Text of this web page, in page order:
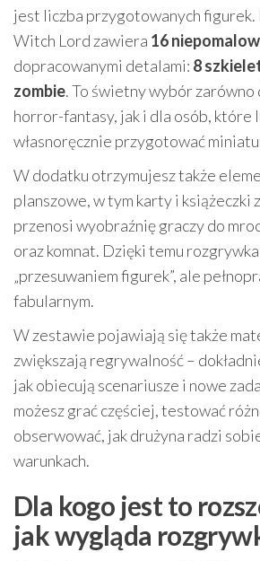
jest liczba przygotowanych figurek.
Witch Lord zawiera 16
dopracowanymi detalami: 8
zombie. To świetny wybór
horror-fantasy, jak i dla osób, które
własnoręcznie przygotować
W dodatku otrzymujesz także
planszowe, w tym karty i książeczki
przenosi wyobraźnię graczy do
oraz komnat. Dzięki temu
„przesuwaniem figurek”, ale
fabularnym.
W zestawie pojawiają się także
zwiększają regrywalność –
jak obiecują scenariusze i nowe
możesz grać częściej, testować
obserwować, jak drużyna radzi
warunkach.
Dla kogo jest to
jak wygląda